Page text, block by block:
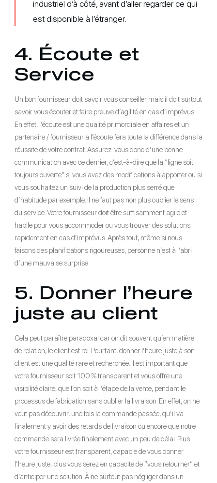
industriel d’à côté, avant d’aller regarder ce qui
est disponible à l’étranger.
4. Écoute et
Service
Un bon fournisseur doit savoir vous conseiller mais il doit surtout
savoir vous écouter et faire preuve d’agilité en cas d’imprévus.
En effet, l’écoute est une qualité primordiale en affaires et un
partenaire / fournisseur à l’écoute fera toute la différence dans la
réussite de votre contrat. Assurez-vous donc d’une bonne
communication avec ce dernier, c’est-à-dire que la “ligne soit
toujours ouverte” si vous avez des modifications à apporter ou si
vous souhaitez un suivi de la production plus serré que
d’habitude par exemple. Il ne faut pas non plus oublier le sens
du service. Votre fournisseur doit être suffisamment agile et
habile pour vous accommoder ou vous trouver des solutions
rapidement en cas d’imprévus. Après tout, même si nous
faisons des planifications rigoureuses, personne n’est à l’abri
d’une mauvaise surprise.
5. Donner l’heure
juste au client
Cela peut paraître paradoxal car on dit souvent qu’en matière
de relation, le client est roi. Pourtant, donner l’heure juste à son
client est une qualité rare et recherchée. Il est important que
votre fournisseur soit 100 % transparent et vous offre une
visibilité claire, que l’on soit à l’étape de la vente, pendant le
processus de fabrication sans oublier la livraison. En effet, on ne
veut pas découvrir, une fois la commande passée, qu’il va
finalement y avoir des retards de livraison ou encore que notre
commande sera livrée finalement avec un peu de délai. Plus
votre fournisseur est transparent, capable de vous donner
l’heure juste, plus vous serez en capacité de “vous retourner” et
d’anticiper une solution. À ne surtout pas négliger dans un